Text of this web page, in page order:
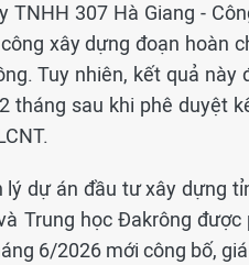
TNHH 307 Hà Giang -
xây dựng đoạn hoàn
Tuy nhiên, kết quả
tháng sau khi phê duyệt
lý dự án đầu tư xây dựng
Trung học Đakrông
6/2026 mới công bố,